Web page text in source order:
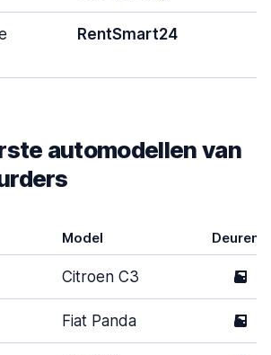
RentSmart24
automodellen van
Model Deuren
Citroen C3 5
Fiat Panda 5